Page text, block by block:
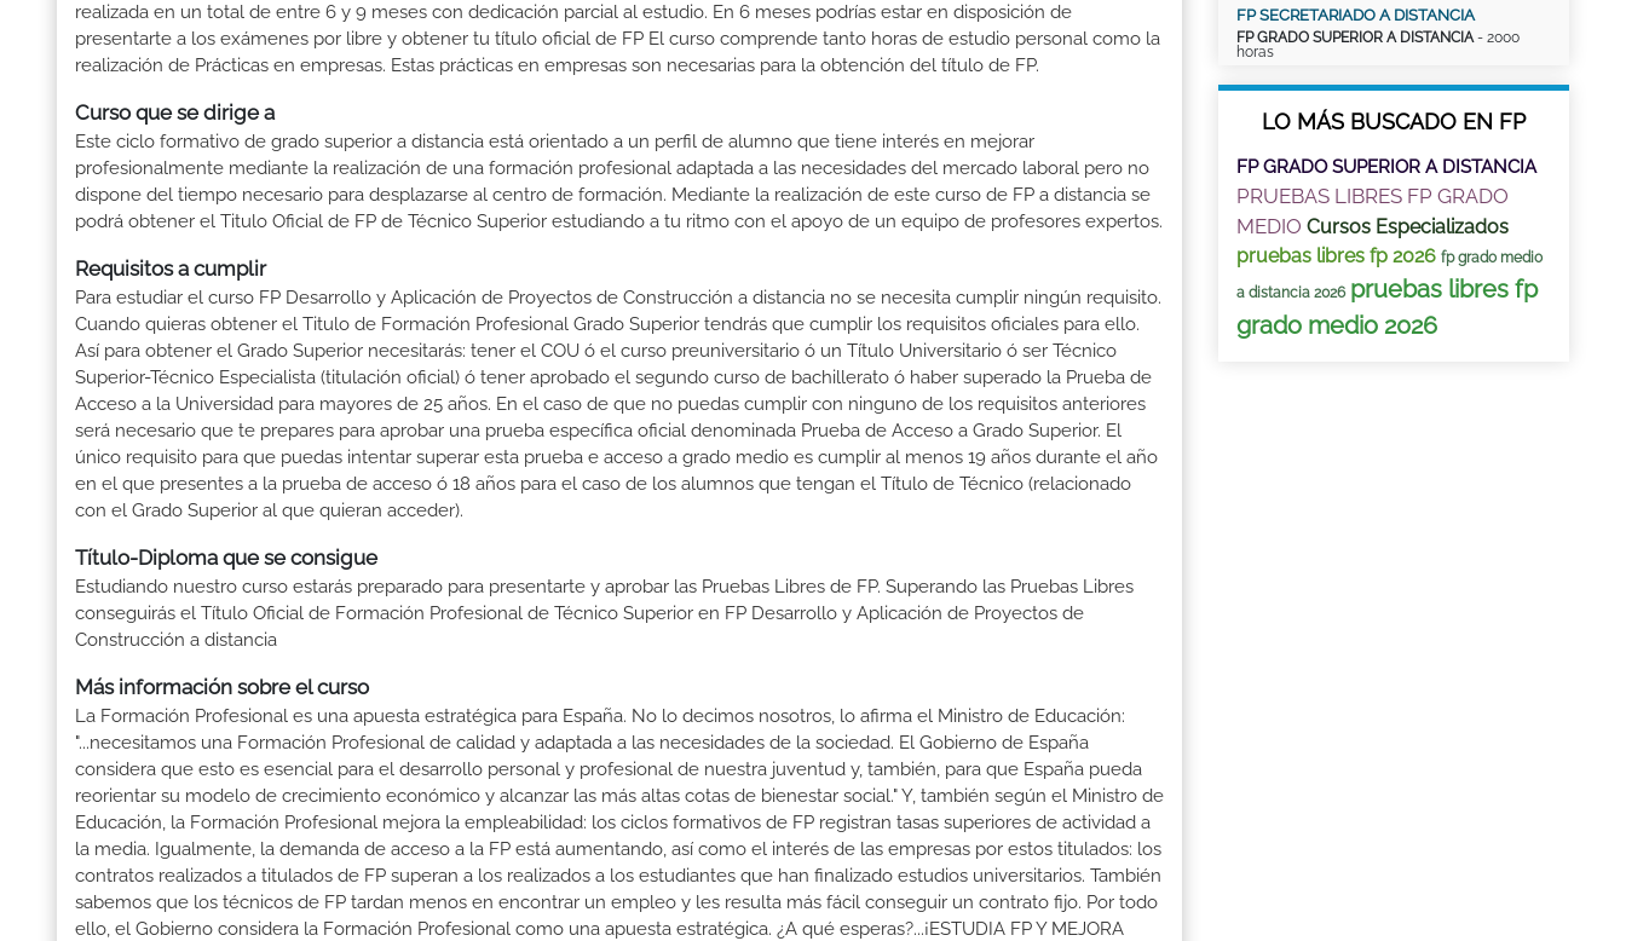
realizada en un total de entre 6 y 9 meses con dedicación parcial al estudio. En 6 meses podrías estar en disposición de
presentarte a los exámenes por libre y obtener tu título oficial de FP El curso comprende tanto horas de estudio personal como la
realización de Prácticas en empresas. Estas prácticas en empresas son necesarias para la obtención del título de FP.
Curso que se dirige a
Este ciclo formativo de grado superior a distancia está orientado a un perfil de alumno que tiene interés en mejorar
profesionalmente mediante la realización de una formación profesional adaptada a las necesidades del mercado laboral pero no
dispone del tiempo necesario para desplazarse al centro de formación. Mediante la realización de este curso de FP a distancia se
podrá obtener el Titulo Oficial de FP de Técnico Superior estudiando a tu ritmo con el apoyo de un equipo de profesores expertos.
Requisitos a cumplir
Para estudiar el curso FP Desarrollo y Aplicación de Proyectos de Construcción a distancia no se necesita cumplir ningún requisito.
Cuando quieras obtener el Titulo de Formación Profesional Grado Superior tendrás que cumplir los requisitos oficiales para ello.
Así para obtener el Grado Superior necesitarás: tener el COU ó el curso preuniversitario ó un Título Universitario ó ser Técnico
Superior-Técnico Especialista (titulación oficial) ó tener aprobado el segundo curso de bachillerato ó haber superado la Prueba de
Acceso a la Universidad para mayores de 25 años. En el caso de que no puedas cumplir con ninguno de los requisitos anteriores
será necesario que te prepares para aprobar una prueba específica oficial denominada Prueba de Acceso a Grado Superior. El
único requisito para que puedas intentar superar esta prueba e acceso a grado medio es cumplir al menos 19 años durante el año
en el que presentes a la prueba de acceso ó 18 años para el caso de los alumnos que tengan el Título de Técnico (relacionado
con el Grado Superior al que quieran acceder).
Título-Diploma que se consigue
Estudiando nuestro curso estarás preparado para presentarte y aprobar las Pruebas Libres de FP. Superando las Pruebas Libres
conseguirás el Título Oficial de Formación Profesional de Técnico Superior en FP Desarrollo y Aplicación de Proyectos de
Construcción a distancia
Más información sobre el curso
La Formación Profesional es una apuesta estratégica para España. No lo decimos nosotros, lo afirma el Ministro de Educación:
"...necesitamos una Formación Profesional de calidad y adaptada a las necesidades de la sociedad. El Gobierno de España
considera que esto es esencial para el desarrollo personal y profesional de nuestra juventud y, también, para que España pueda
reorientar su modelo de crecimiento económico y alcanzar las más altas cotas de bienestar social." Y, también según el Ministro de
Educación, la Formación Profesional mejora la empleabilidad: los ciclos formativos de FP registran tasas superiores de actividad a
la media. Igualmente, la demanda de acceso a la FP está aumentando, así como el interés de las empresas por estos titulados: los
contratos realizados a titulados de FP superan a los realizados a los estudiantes que han finalizado estudios universitarios. También
sabemos que los técnicos de FP tardan menos en encontrar un empleo y les resulta más fácil conseguir un contrato fijo. Por todo
ello, el Gobierno considera la Formación Profesional como una apuesta estratégica. ¿A qué esperas?...¡ESTUDIA FP Y MEJORA
FP SECRETARIADO A DISTANCIA
FP GRADO SUPERIOR A DISTANCIA- 2000
horas
LO MÁS BUSCADO EN FP
FP GRADO SUPERIOR A DISTANCIA
PRUEBAS LIBRES FP GRADO
MEDIO Cursos Especializados
pruebas libres fp 2026 fp grado medio
a distancia 2026 pruebas libres fp
grado medio 2026